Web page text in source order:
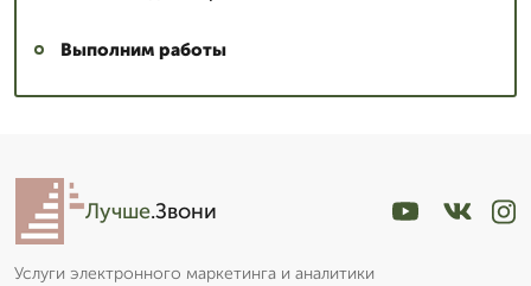
Выполним работы
Лучше.Звони
Услуги электронного маркетинга и аналитики